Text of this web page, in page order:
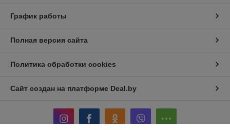
График работы
Полная версия сайта
Политика обработки cookies
Сайт создан на платформе Deal.by